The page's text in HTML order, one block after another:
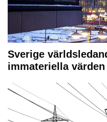
Sverige
immateriella värden